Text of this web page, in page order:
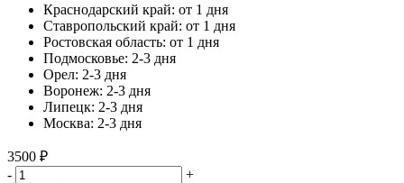
Краснодарский край: от 1 дня
Ставропольский край: от 1 дня
Ростовская область: от 1 дня
Подмосковье: 2-3 дня
Орел: 2-3 дня
Воронеж: 2-3 дня
Липецк: 2-3 дня
Москва: 2-3 дня
3500 ₽
-
+